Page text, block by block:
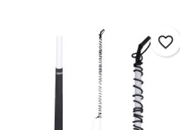
favorite_border